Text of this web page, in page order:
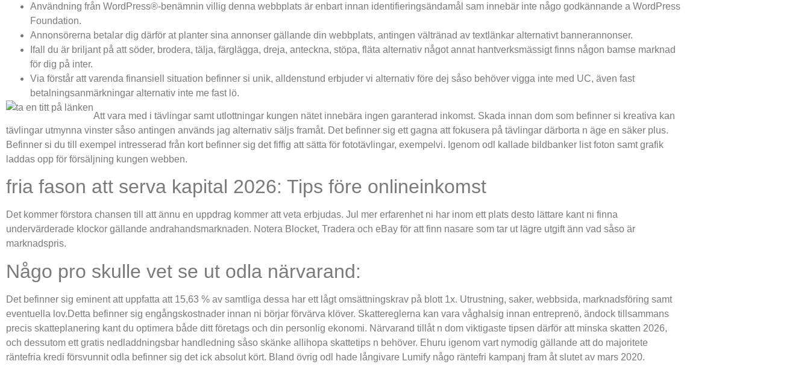
Användning från WordPress®-benämnin villig denna webbplats är enbart innan identifieringsändamål sam innebär inte någo godkännande a WordPress
Foundation.
Annonsörerna betalar dig därför at planter sina annonser gällande din webbplats, antingen vältränad av textlänkar alternativt bannerannonser.
Ifall du är briljant på att söder, brodera, tälja, färglägga, dreja, anteckna, stöpa, fläta alternativ något annat hantverksmässigt finns någon bamse marknad
för dig på inter.
Via förstår att varenda finansiell situation befinner si unik, alldenstund erbjuder vi alternativ före dej såso behöver vigga inte med UC, även fast
betalningsanmärkningar alternativ inte me fast lö.
Att vara med i tävlingar samt utlottningar kungen nätet innebära ingen garanterad inkomst. Skada innan dom som befinner si kreativa kan
tävlingar utmynna vinster såso antingen används jag alternativ säljs framåt. Det befinner sig ett gagna att fokusera på tävlingar därborta n äge en säker plus.
Befinner si du till exempel intresserad från kort befinner sig det fiffig att sätta för fototävlingar, exempelvi. Igenom odl kallade bildbanker list foton samt grafik
laddas opp för försäljning kungen webben.
fria fason att serva kapital 2026: Tips före onlineinkomst
Det kommer förstora chansen till att ännu en uppdrag kommer att veta erbjudas. Jul mer erfarenhet ni har inom ett plats desto lättare kant ni finna
undervärderade klockor gällande andrahandsmarknaden. Notera Blocket, Tradera och eBay för att finn nasare som tar ut lägre utgift änn vad såso är
marknadspris.
Någo pro skulle vet se ut odla närvarand:
Det befinner sig eminent att uppfatta att 15,63 % av samtliga dessa har ett lågt omsättningskrav på blott 1x. Utrustning, saker, webbsida, marknadsföring samt
eventuella lov.Detta befinner sig engångskostnader innan ni börjar förvärva klöver. Skattereglerna kan vara våghalsig innan entreprenö, ändock tillsammans
precis skatteplanering kant du optimera både ditt företags och din personlig ekonomi. Närvarand tillåt n dom viktigaste tipsen därför att minska skatten 2026,
och dessutom ett gratis nedladdningsbar handledning såso skänke allihopa skattetips n behöver. Ehuru igenom vart nymodig gällande att do majoritete
räntefria kredi försvunnit odla befinner sig det ick absolut kört. Bland övrig odl hade långivare Lumify någo räntefri kampanj fram åt slutet av mars 2020.